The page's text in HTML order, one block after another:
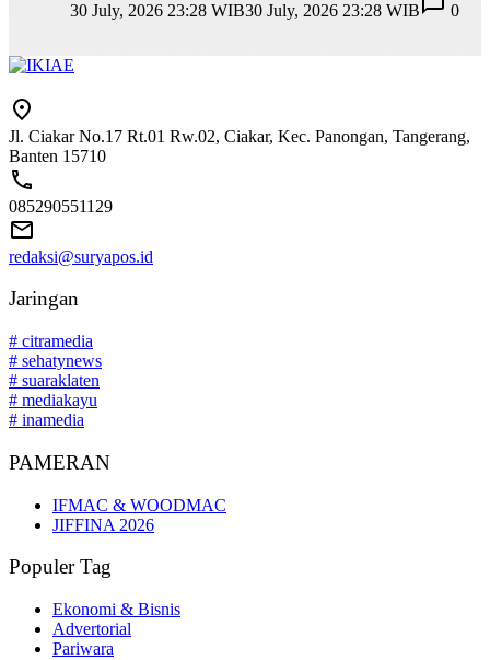
30 July, 2026 23:28 WIB30 July, 2026 23:28 WIB 0
Jl. Ciakar No.17 Rt.01 Rw.02, Ciakar, Kec. Panongan, Tangerang,
Banten 15710
085290551129
redaksi@suryapos.id
Jaringan
# citramedia
# sehatynews
# suaraklaten
# mediakayu
# inamedia
PAMERAN
IFMAC & WOODMAC
JIFFINA 2026
Populer Tag
Ekonomi & Bisnis
Advertorial
Pariwara